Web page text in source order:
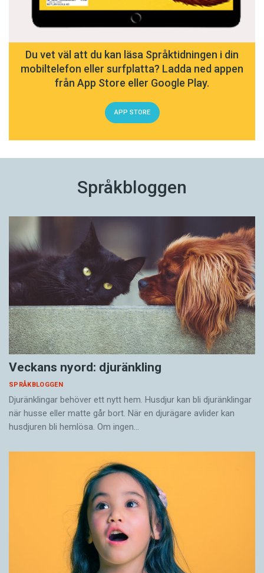
Du vet väl att du kan läsa Språktidningen i din
mobiltelefon eller surfplatta? Ladda ned appen
från App Store eller Google Play.
APP STORE
Språkbloggen
Veckans nyord: djuränkling
SPRÅKBLOGGEN
Djuränklingar behöver ett nytt hem. Husdjur kan bli djuränklingar
när husse eller matte går bort. När en djurägare avlider kan
husdjuren bli hemlösa. Om ingen…